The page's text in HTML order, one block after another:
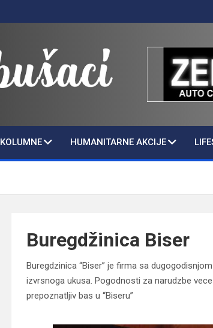
KOLUMNE HUMANITARNE AKCIJE
Buregdžinica Biser
Buregdzinica “Biser” je firma sa
izvrsnoga ukusa. Pogodnosti za narudzbe
prepoznatljiv bas u “Biseru”